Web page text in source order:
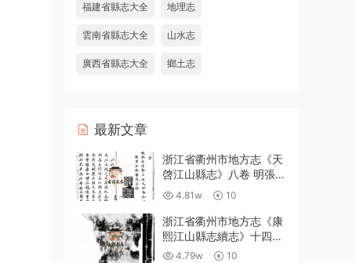
福建省縣志大全 地理志
雲南省縣志大全 山水志
廣西省縣志大全 鄉土志
最新文章
浙江省衢州市地方志《天
啓江山縣志》八卷 明張鳳
翼 徐日葵纂修PDF高清電
子版下載
4.81w 10
浙江省衢州市地方志《康
熙江山縣志續志》十四卷
附錄一卷 清汪浩修 宋俊
4.79w 10